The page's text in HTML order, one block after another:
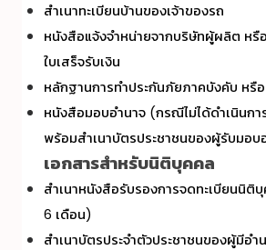
สำเนาทะเบียนบ้านของเจ้าของรถ
หนังสือแจ้งจำหน่ายจากบริษัทผู้ผลิต หรื
ใบเสร็จรับเงิน
หลักฐานการทำประกันภัยภาคบังคับ หรื
หนังสือมอบอำนาจ (กรณีไม่ได้ดำเนินกา
พร้อมสำเนาบัตรประชาชนของผู้รับมอบ
เอกสารสำหรับนิติบุคคล
สำเนาหนังสือรับรองการจดทะเบียนนิติ
6 เดือน)
สำเนาบัตรประจำตัวประชาชนของผู้มีอำ